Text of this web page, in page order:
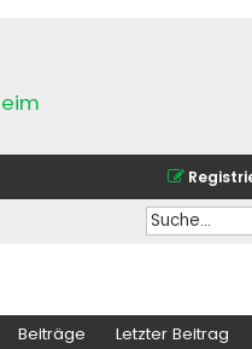
Beiträge Letzter Beitrag